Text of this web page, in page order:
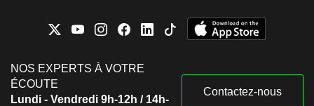
NOS EXPERTS À VOTRE
ÉCOUTE
Lundi - Vendredi 9h-12h / 14h-
Contactez-nous